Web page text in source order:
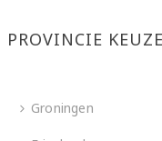
PROVINCIE KEUZE
Groningen